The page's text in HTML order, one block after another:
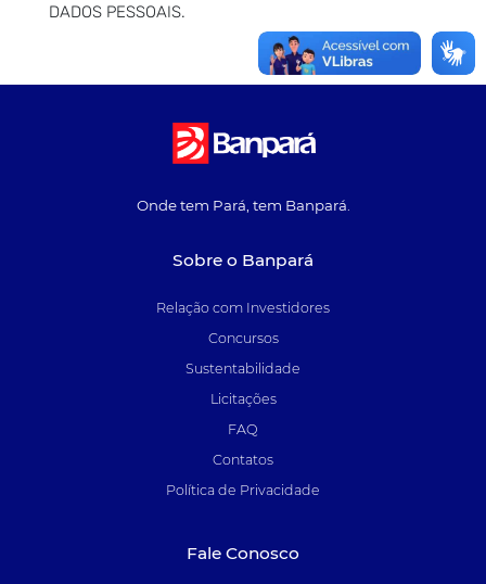
DADOS PESSOAIS.
Onde tem Pará, tem Banpará.
Sobre o Banpará
Relação com Investidores
Concursos
Sustentabilidade
Licitações
FAQ
Contatos
Política de Privacidade
Fale Conosco